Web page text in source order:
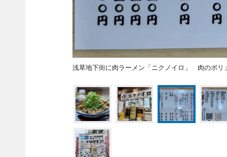
浅草地下街に肉ラーメン「ニクノイロ」 肉のボリ